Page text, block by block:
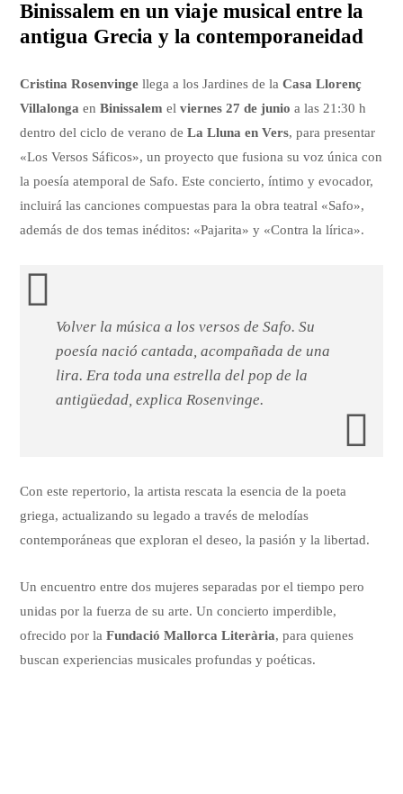
Binissalem en un viaje musical entre la
antigua Grecia y la contemporaneidad
Cristina Rosenvinge llega a los Jardines de laCasa Llorenç
Villalonga enBinissalem elviernes 27 de junio a las 21:30 h
dentro del ciclo de verano deLa Lluna en Vers, para presentar
«Los Versos Sáficos», un proyecto que fusiona su voz única con
la poesía atemporal de Safo. Este concierto, íntimo y evocador,
incluirá las canciones compuestas para la obra teatral «Safo»,
además de dos temas inéditos: «Pajarita» y «Contra la lírica».
Volver la música a los versos de Safo. Su
poesía nació cantada, acompañada de una
lira. Era toda una estrella del pop de la
antigüedad, explica Rosenvinge.
Con este repertorio, la artista rescata la esencia de la poeta
griega, actualizando su legado a través de melodías
contemporáneas que exploran el deseo, la pasión y la libertad.
Un encuentro entre dos mujeres separadas por el tiempo pero
unidas por la fuerza de su arte. Un concierto imperdible,
ofrecido por laFundació Mallorca Literària, para quienes
buscan experiencias musicales profundas y poéticas.